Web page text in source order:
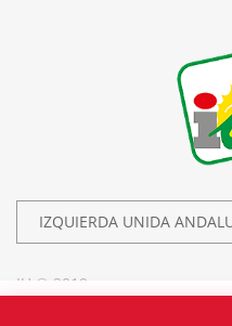
IZQUIERDA UNIDA
IU © 2019.